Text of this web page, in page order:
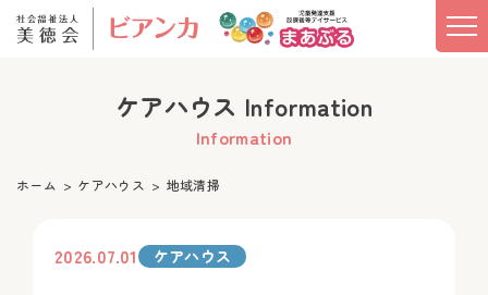
ケアハウス Information
Information
ホーム ケアハウス 地域清掃
2026.07.01 ケアハウス